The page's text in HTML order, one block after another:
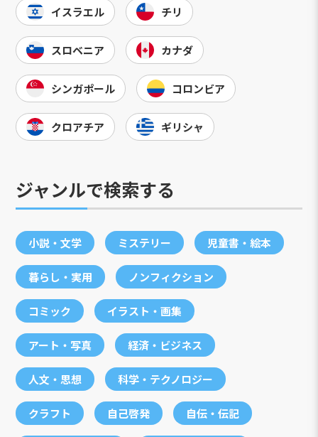
イスラエル チリ
スロベニア カナダ
シンガポール コロンビア
クロアチア ギリシャ
ジャンルで検索する
小説・文学 ミステリー 児童書・絵本
暮らし・実用 ノンフィクション
コミック イラスト・画集
アート・写真 経済・ビジネス
人文・思想 科学・テクノロジー
クラフト 自己啓発 自伝・伝記